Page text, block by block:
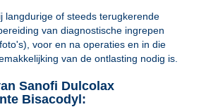
langdurige of steeds terugkerende
van diagnostische ingrepen
voor en na operaties en in die
van de ontlasting nodig is.
Sanofi Dulcolax
Bisacodyl: